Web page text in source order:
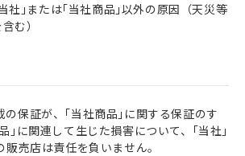
社｣または｢当社商品｣以外の原因（天災等
む）
の保証が、｢当社商品｣に関する保証のす
｣に関連して生じた損害について、｢当社｣
売店は責任を負いません。